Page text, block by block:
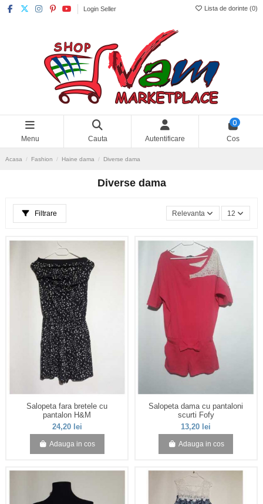
Login Seller Lista de dorinte (0)
Menu Cauta Autentificare
0
Cos
Acasa Fashion Haine dama Diverse dama
Diverse dama
Filtrare Relevanta 12
Salopeta fara bretele cu
pantalon H&M
24,20 lei
Adauga in cos
Salopeta dama cu pantaloni
scurti Fofy
13,20 lei
Adauga in cos